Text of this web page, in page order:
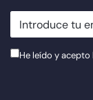
newsletter.suscribe
He leído y acepto